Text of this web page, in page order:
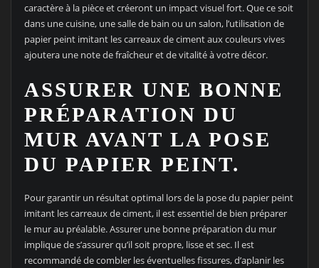
caractère à la pièce et créeront un impact visuel fort. Que ce soit
dans une cuisine, une salle de bain ou un salon, l’utilisation de
papier peint imitant les carreaux de ciment aux couleurs vives
ajoutera une note de fraîcheur et de vitalité à votre décor.
ASSURER UNE BONNE
PRÉPARATION DU
MUR AVANT LA POSE
DU PAPIER PEINT.
Pour garantir un résultat optimal lors de la pose du papier peint
imitant les carreaux de ciment, il est essentiel de bien préparer
le mur au préalable. Assurer une bonne préparation du mur
implique de s’assurer qu’il soit propre, lisse et sec. Il est
recommandé de combler les éventuelles fissures, d’aplanir les